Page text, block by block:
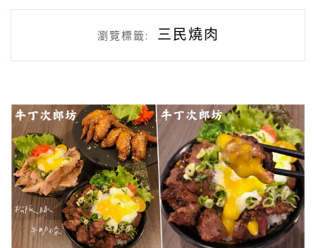
瀏覽標籤: 三民燒肉